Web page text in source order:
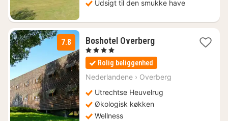
Udsigt til den smukke have
7.8 Boshotel Overberg1
fra
708
kr.
, 4 Stjerner
Rolig beliggenhed
Nederlandene › Overberg
Utrechtse Heuvelrug
Økologisk køkken
Wellness